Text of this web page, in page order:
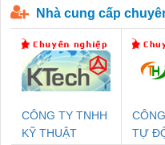
Nhà cung cấp
CÔNG TY TNHH
KỸ THUẬT
TỰ